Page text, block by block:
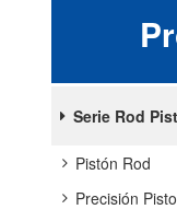
Serie Rod
Pistón Rod
Precisión